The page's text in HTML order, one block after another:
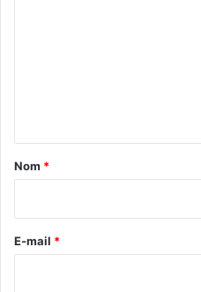
a
e
Nom *
E-mail *